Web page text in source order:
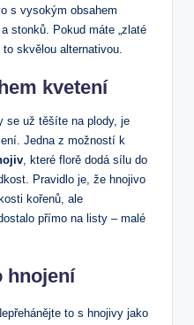
s vysokým obsahem
stonků. Pokud máte „zlaté
skvělou alternativou.
kvetení
se už těšíte na plody, je
Jedna z možností k
, které florě dodá sílu do
Pravidlo je, že hnojivo
kořenů, ale
přímo na listy – malé
hnojení
to s hnojivy jako